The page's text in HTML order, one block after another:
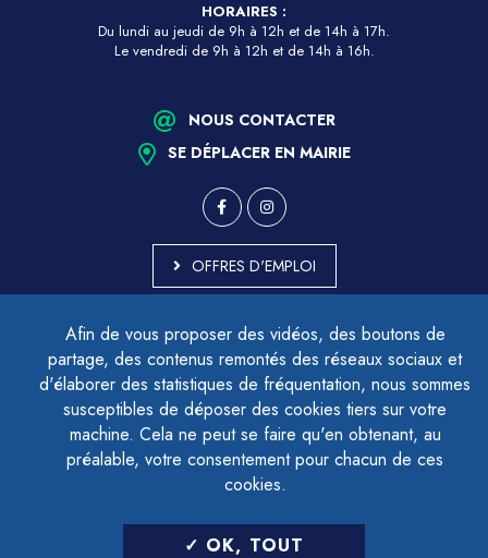
Afin de vous proposer des vidéos, des boutons de
partage, des contenus remontés des réseaux sociaux et
d'élaborer des statistiques de fréquentation, nous sommes
susceptibles de déposer des cookies tiers sur votre
machine. Cela ne peut se faire qu'en obtenant, au
préalable, votre consentement pour chacun de ces
cookies.
OK, TOUT
HORAIRES :
Du lundi au jeudi de 9h à 12h et de 14h à 17h.
Le vendredi de 9h à 12h et de 14h à 16h.
NOUS CONTACTER
SE DÉPLACER EN MAIRIE
OFFRES D'EMPLOI
ACCESSIBILITÉ - PARTIELLEMENT CONFORME
PLAN DU SITE
MENTIONS LÉGALES
CONTACTER LE DÉLÉGUÉ À LA PROTECTION DES DONNÉES
GESTION DES COOKIES
LETTRE D'INFORMATION